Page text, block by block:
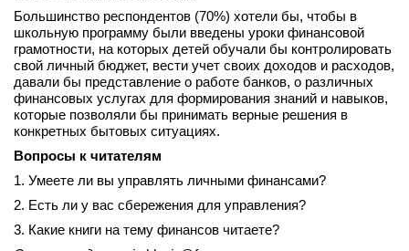
Большинство респондентов (70%) хотели бы, чтобы в
школьную программу были введены уроки финансовой
грамотности, на которых детей обучали бы контролировать
свой личный бюджет, вести учет своих доходов и расходов,
давали бы представление о работе банков, о различных
финансовых услугах для формирования знаний и навыков,
которые позволяли бы принимать верные решения в
конкретных бытовых ситуациях.
Вопросы к читателям
1. Умеете ли вы управлять личными финансами?
2. Есть ли у вас сбережения для управления?
3. Какие книги на тему финансов читаете?